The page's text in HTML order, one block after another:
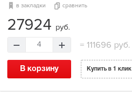
в закладки сравнить
27924 руб.
4 = 111696 руб.
В корзину Купить в 1 клик